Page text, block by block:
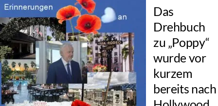
Das
Drehbuch
zu „Poppy“
wurde vor
kurzem
bereits nach